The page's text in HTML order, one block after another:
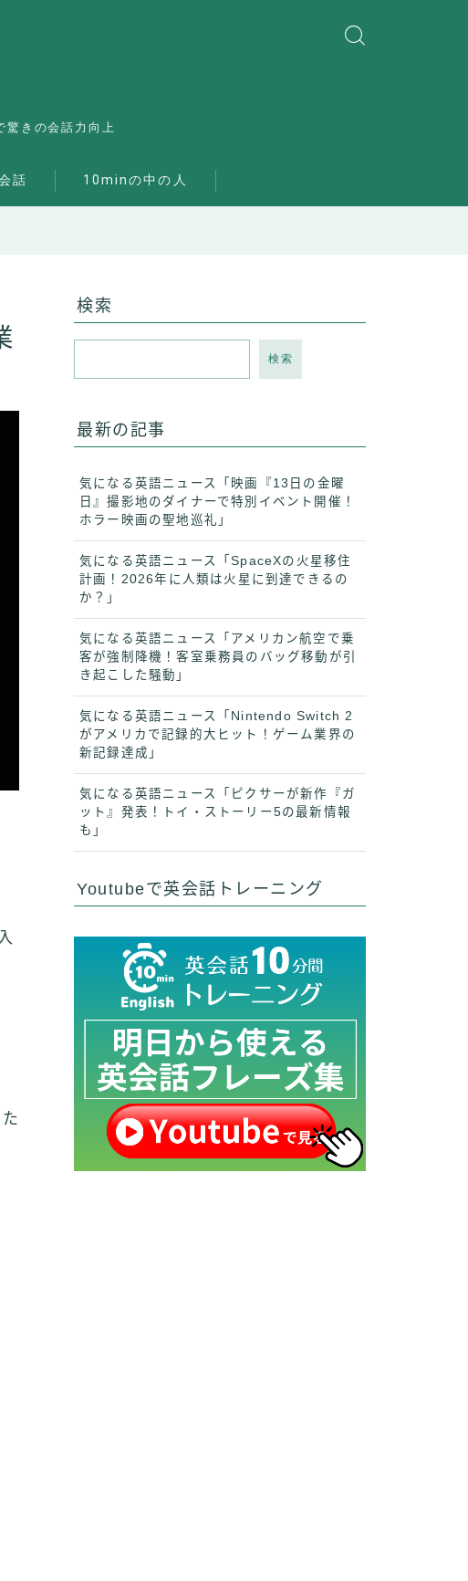
驚きの会話力向上
話 10minの中の人
検索
検索
最新の記事
気になる英語ニュース「映画『13日の金曜
日』撮影地のダイナーで特別イベント開催！
ホラー映画の聖地巡礼」
気になる英語ニュース「SpaceXの火星移住
計画！2026年に人類は火星に到達できるの
か？」
気になる英語ニュース「アメリカン航空で乗
客が強制降機！客室乗務員のバッグ移動が引
き起こした騒動」
気になる英語ニュース「Nintendo Switch 2
がアメリカで記録的大ヒット！ゲーム業界の
新記録達成」
気になる英語ニュース「ピクサーが新作『ガ
ット』発表！トイ・ストーリー5の最新情報
も」
Youtubeで英会話トレーニング